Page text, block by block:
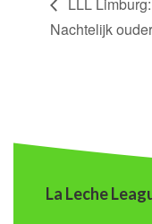
LLL Limburg:
Nachtelijk
La Leche